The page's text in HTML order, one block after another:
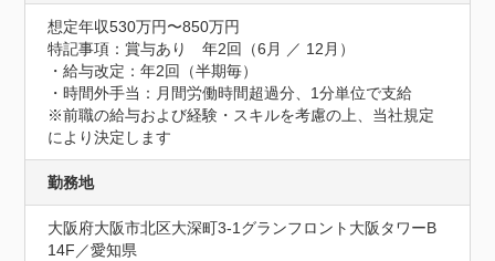
想定年収530万円〜850万円
特記事項：賞与あり　年2回（6月 ／ 12月）
・給与改定：年2回（半期毎）
・時間外手当：月間労働時間超過分、1分単位で支給
※前職の給与および経験・スキルを考慮の上、当社規定
により決定します
勤務地
大阪府大阪市北区大深町3-1グランフロント大阪タワーB
14F／愛知県